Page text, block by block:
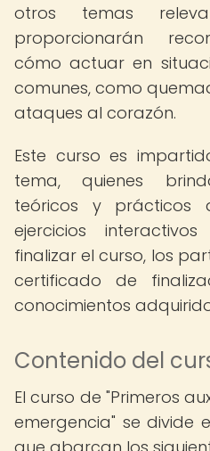
otros temas
proporcionarán
cómo actuar en
comunes, como
ataques al corazón.
Este curso es
tema, quienes
teóricos y prácticos
ejercicios
finalizar el curso, los
certificado de
conocimientos
Contenido del
El curso de "Primeros
emergencia" se divide